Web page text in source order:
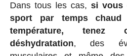
Dans tous les cas, si vous
sport par temps
température,
déshydratation, des